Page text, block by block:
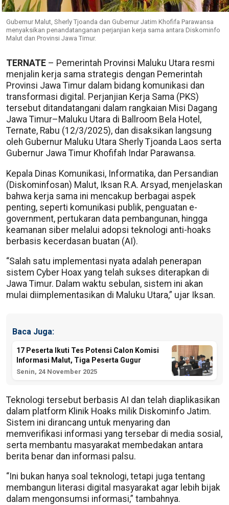
Gubernur Malut, Sherly Tjoanda dan Gubernur Jatim Khofifa Parawansa
menyaksikan penandatanganan perjanjian kerja sama antara Diskominfo
Malut dan Provinsi Jawa Timur.
TERNATE – Pemerintah Provinsi Maluku Utara resmi
menjalin kerja sama strategis dengan Pemerintah
Provinsi Jawa Timur dalam bidang komunikasi dan
transformasi digital. Perjanjian Kerja Sama (PKS)
tersebut ditandatangani dalam rangkaian Misi Dagang
Jawa Timur–Maluku Utara di Ballroom Bela Hotel,
Ternate, Rabu (12/3/2025), dan disaksikan langsung
oleh Gubernur Maluku Utara Sherly Tjoanda Laos serta
Gubernur Jawa Timur Khofifah Indar Parawansa.
Kepala Dinas Komunikasi, Informatika, dan Persandian
(Diskominfosan) Malut, Iksan R.A. Arsyad, menjelaskan
bahwa kerja sama ini mencakup berbagai aspek
penting, seperti komunikasi publik, penguatan e-
government, pertukaran data pembangunan, hingga
keamanan siber melalui adopsi teknologi anti-hoaks
berbasis kecerdasan buatan (AI).
“Salah satu implementasi nyata adalah penerapan
sistem Cyber Hoax yang telah sukses diterapkan di
Jawa Timur. Dalam waktu sebulan, sistem ini akan
mulai diimplementasikan di Maluku Utara,” ujar Iksan.
Baca Juga:
17 Peserta Ikuti Tes Potensi Calon Komisi
Informasi Malut, Tiga Peserta Gugur
Senin, 24 November 2025
Teknologi tersebut berbasis AI dan telah diaplikasikan
dalam platform Klinik Hoaks milik Diskominfo Jatim.
Sistem ini dirancang untuk menyaring dan
memverifikasi informasi yang tersebar di media sosial,
serta membantu masyarakat membedakan antara
berita benar dan informasi palsu.
“Ini bukan hanya soal teknologi, tetapi juga tentang
membangun literasi digital masyarakat agar lebih bijak
dalam mengonsumsi informasi,” tambahnya.